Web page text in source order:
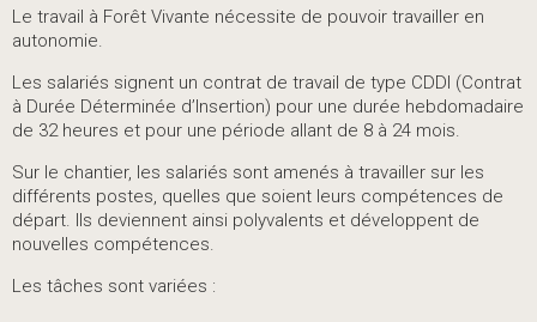
Le travail à Forêt Vivante nécessite de pouvoir travailler en
autonomie.
Les salariés signent un contrat de travail de type CDDI (Contrat
à Durée Déterminée d’Insertion) pour une durée hebdomadaire
de 32 heures et pour une période allant de 8 à 24 mois.
Sur le chantier, les salariés sont amenés à travailler sur les
différents postes, quelles que soient leurs compétences de
départ. Ils deviennent ainsi polyvalents et développent de
nouvelles compétences.
Les tâches sont variées :